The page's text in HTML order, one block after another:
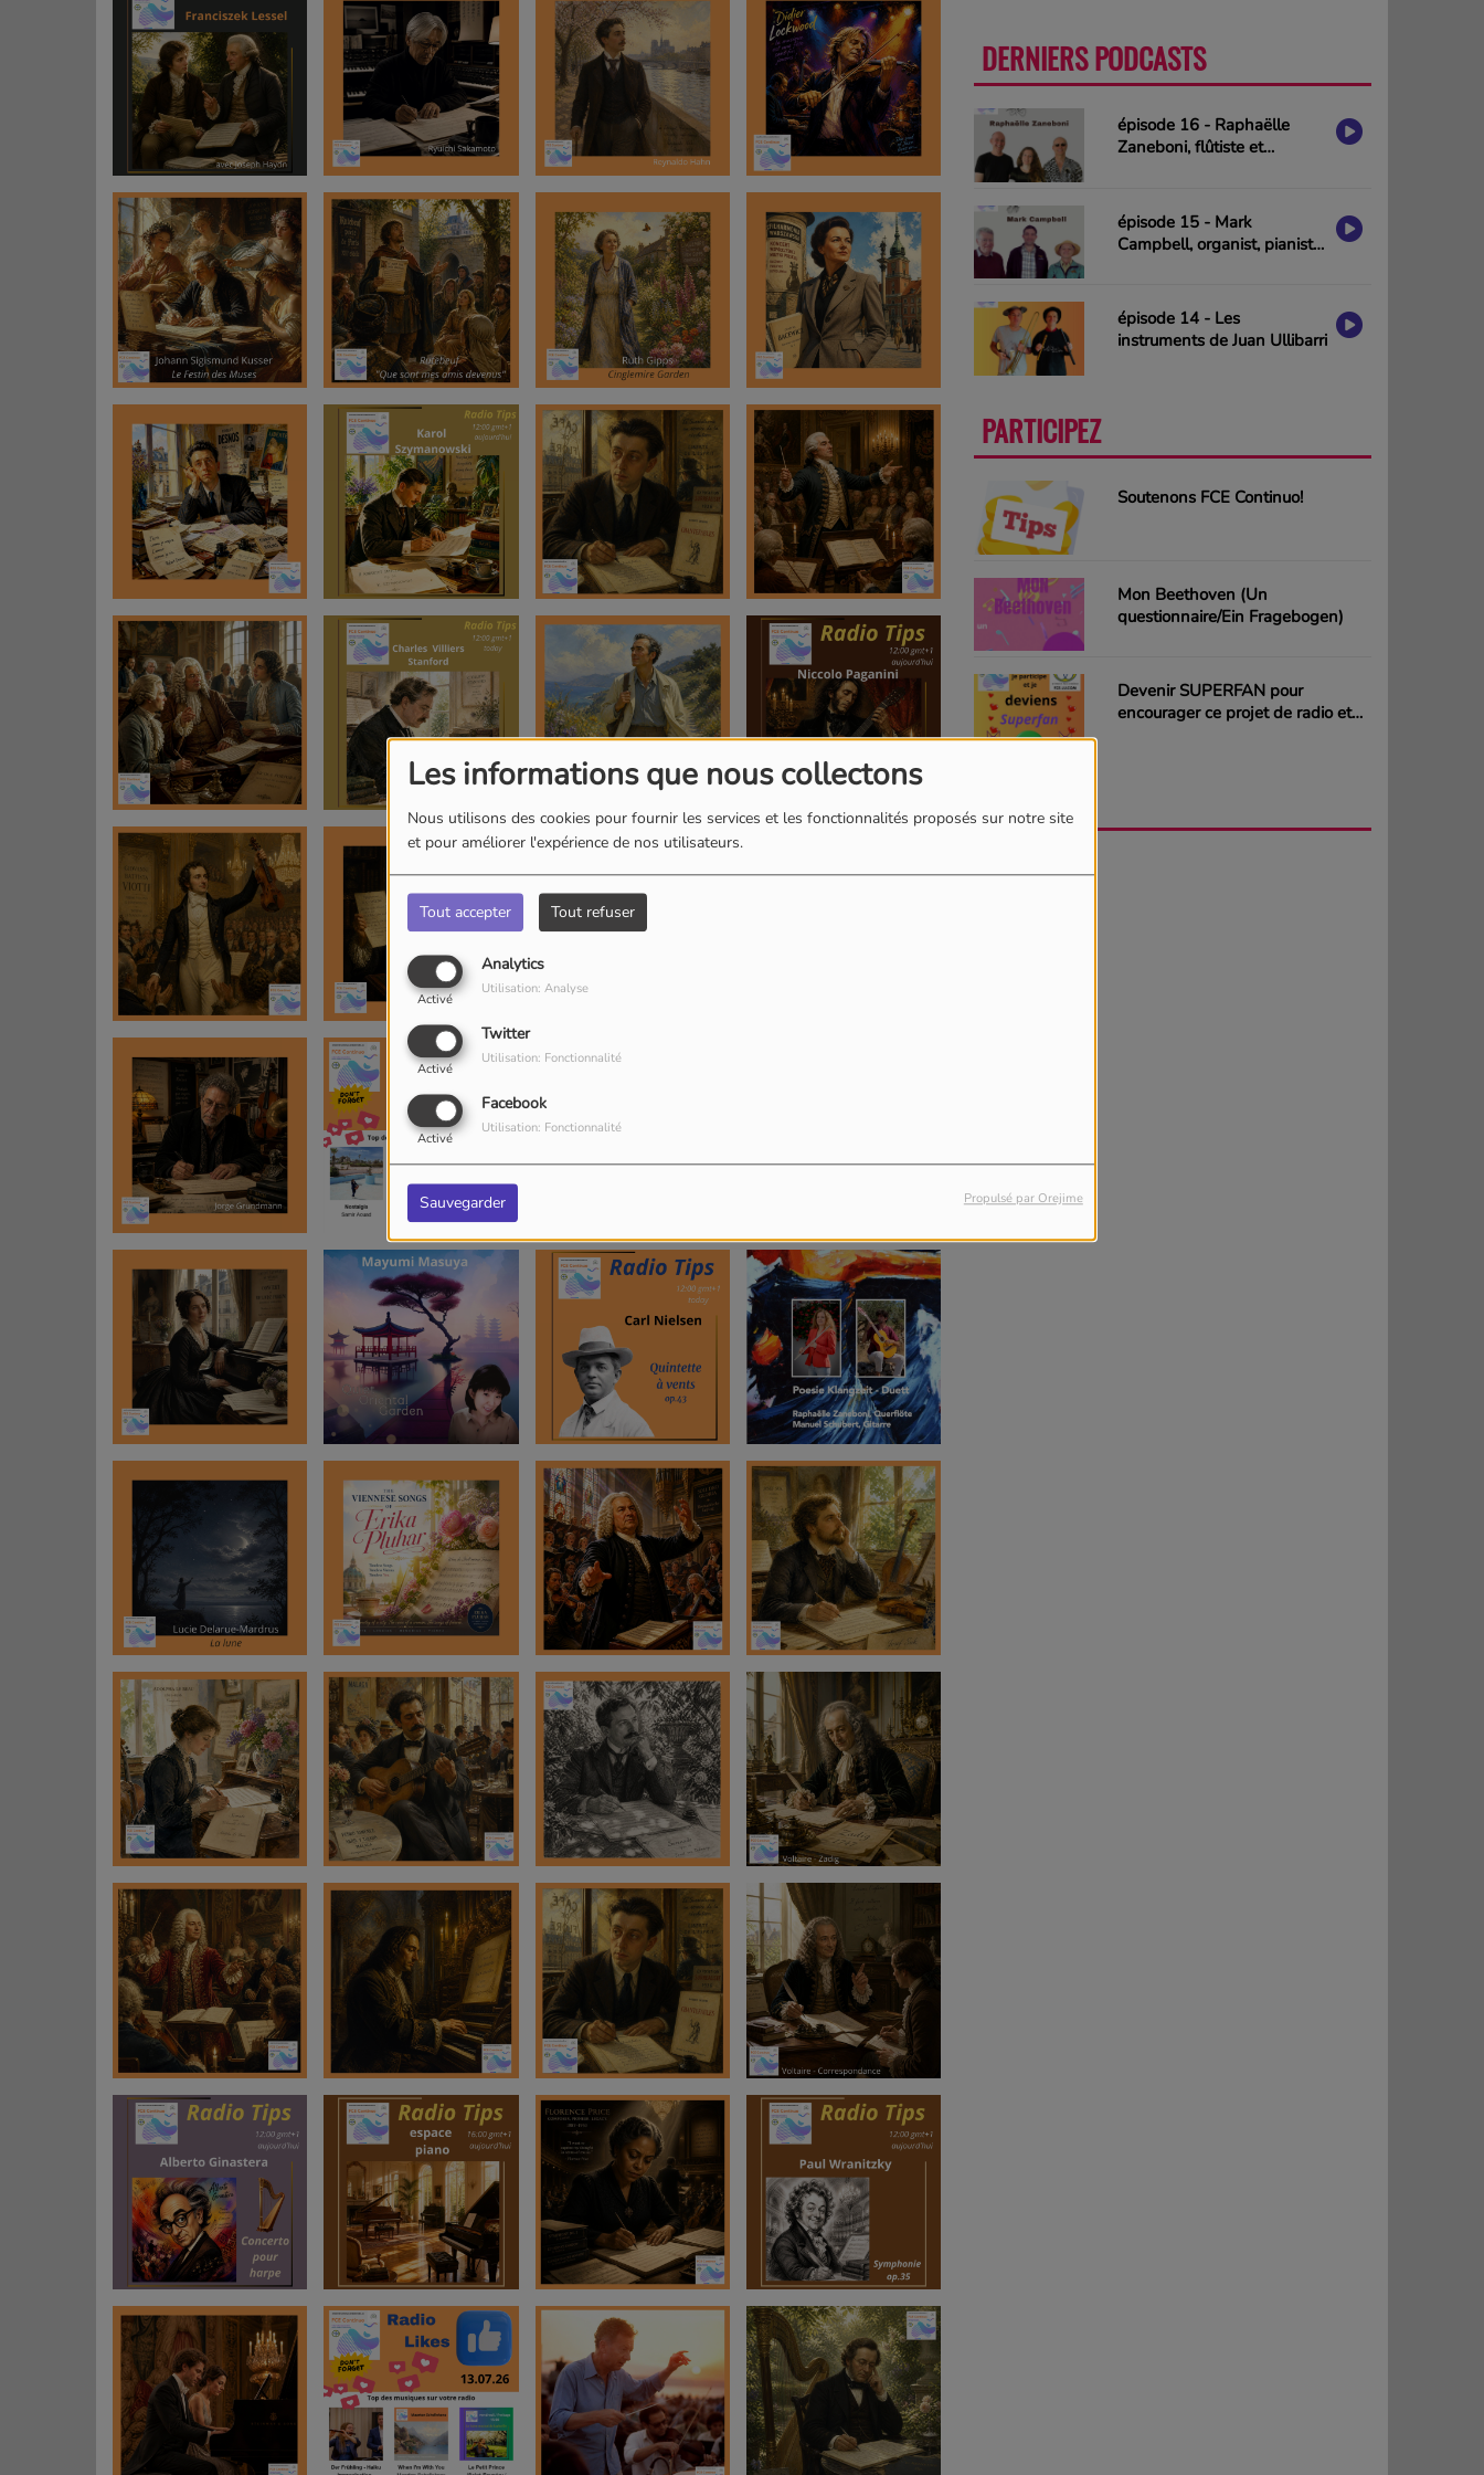
Les informations que nous collectons
Nous utilisons des cookies pour fournir les services et les fonctionnalités proposés sur notre site
et pour améliorer l'expérience de nos utilisateurs.
Tout accepter Tout refuser
Analytics
Activé
Utilisation: Analyse
Twitter
Activé
Utilisation: Fonctionnalité
Facebook
Activé
Utilisation: Fonctionnalité
Sauvegarder Propulsé par Orejime
DERNIERS PODCASTS
épisode 16 - Raphaëlle
Zaneboni, flûtiste et
épisode 15 - Mark
Campbell, organist, pianist
épisode 14 - Les
instruments de Juan Ullibarri
PARTICIPEZ
Soutenons FCE Continuo!
Mon Beethoven (Un
questionnaire/Ein Fragebogen)
Devenir SUPERFAN pour
encourager ce projet de radio et
AGENDA